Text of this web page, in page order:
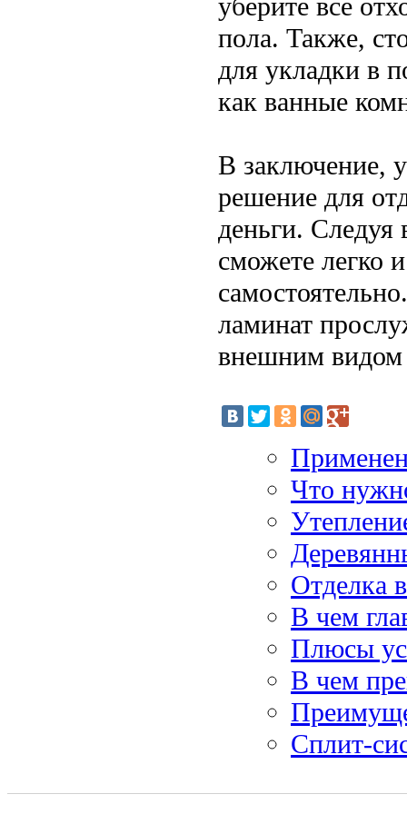
уберите все
пола. Также,
для укладки в
как ванные
В заключение,
решение для
деньги.
сможете легко
ламинат
внешним видом
Что
Отделка
В чем
Плюсы
В чем
Сплит-